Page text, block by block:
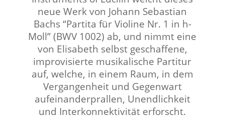
neue Werk von Johann Sebastian
Bachs “Partita für Violine Nr. 1 in h-
Moll” (BWV 1002) ab, und nimmt eine
von Elisabeth selbst geschaffene,
improvisierte musikalische Partitur
auf, welche, in einem Raum, in dem
Vergangenheit und Gegenwart
aufeinanderprallen, Unendlichkeit
und Interkonnektivität erforscht.